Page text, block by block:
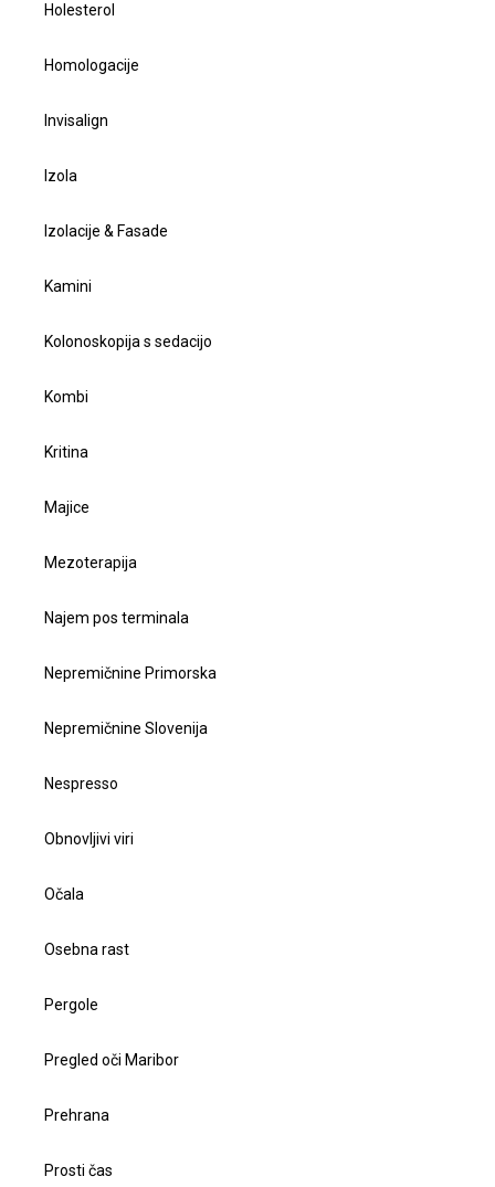
Holesterol
Homologacije
Invisalign
Izola
Izolacije & Fasade
Kamini
Kolonoskopija s sedacijo
Kombi
Kritina
Majice
Mezoterapija
Najem pos terminala
Nepremičnine Primorska
Nepremičnine Slovenija
Nespresso
Obnovljivi viri
Očala
Osebna rast
Pergole
Pregled oči Maribor
Prehrana
Prosti čas